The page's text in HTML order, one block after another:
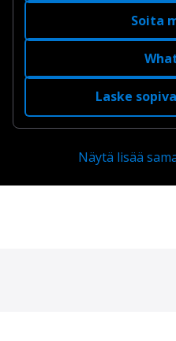
Soita
Laske
Näytä lisää